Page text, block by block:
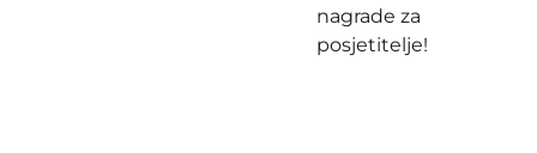
nagrade za
posjetitelje!